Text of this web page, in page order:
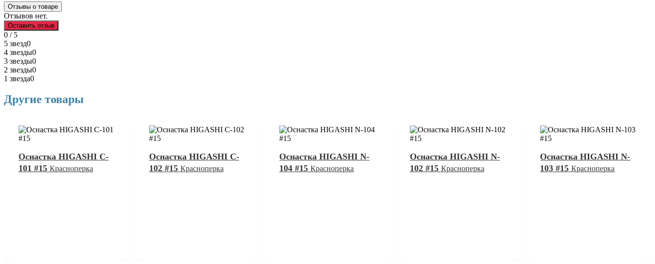
Отзывы о товаре
Отзывов нет.
Оставить отзыв
0 / 5
5 звезд0
4 звезды0
3 звезды0
2 звезды0
1 звезда0
Другие товары
Оснастка HIGASHI C-
101 #15 Красноперка
Оснастка HIGASHI C-
102 #15 Красноперка
Оснастка HIGASHI N-
104 #15Красноперка
Оснастка HIGASHI N-
102 #15 Красноперка
Оснастка HIGASHI N-
103 #15Красноперка